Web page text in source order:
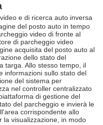
e di ricerca auto inversa
del posto auto in tempo
video di fronte al
di parcheggio video
acquisita del posto auto al
dello stato del
targa. Allo stesso tempo, il
informazioni sullo stato del
del sistema per
nel controller centralizzato
di gestione del
del parcheggio e invierà le
corrispondente allo
la visualizzazione, in modo